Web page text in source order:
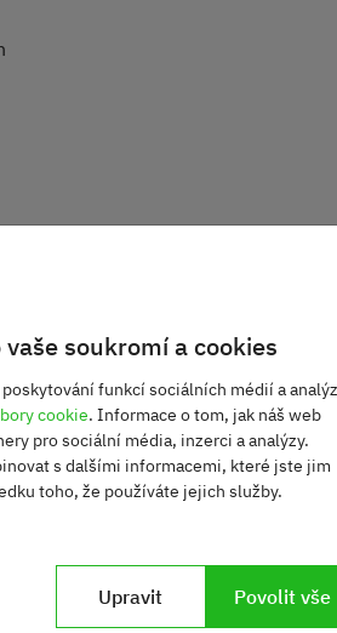
soukromí a cookies
funkcí sociálních médií a
cookie. Informace o tom, jak náš web
pro sociální média, inzerci a analýzy.
s dalšími informacemi, které jste jim
toho, že používáte jejich služby.
Upravit Povolit vše